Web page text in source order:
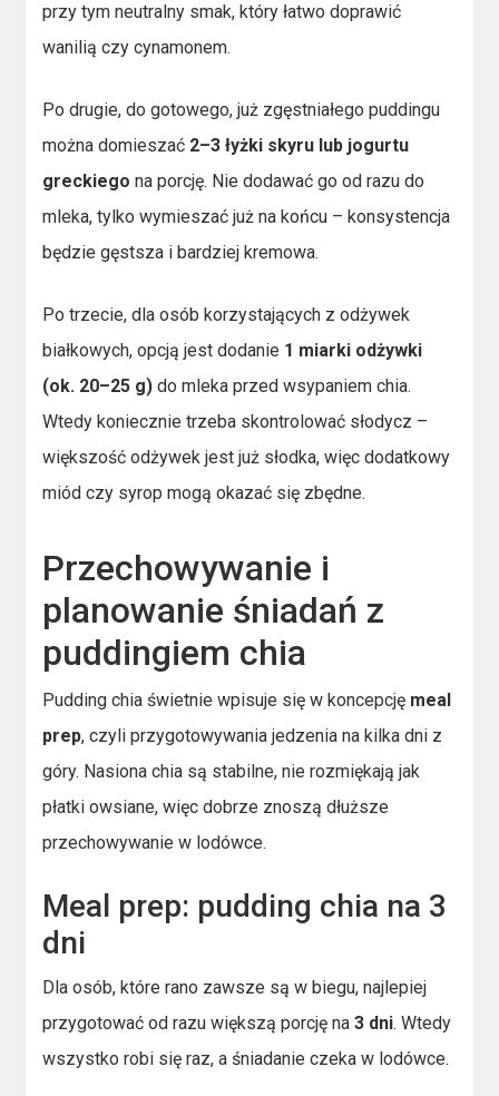
przy tym neutralny smak, który łatwo doprawić
wanilią czy cynamonem.
Po drugie, do gotowego, już zgęstniałego puddingu
można domieszać 2–3 łyżki skyru lub jogurtu
greckiego na porcję. Nie dodawać go od razu do
mleka, tylko wymieszać już na końcu – konsystencja
będzie gęstsza i bardziej kremowa.
Po trzecie, dla osób korzystających z odżywek
białkowych, opcją jest dodanie 1 miarki odżywki
(ok. 20–25 g) do mleka przed wsypaniem chia.
Wtedy koniecznie trzeba skontrolować słodycz –
większość odżywek jest już słodka, więc dodatkowy
miód czy syrop mogą okazać się zbędne.
Przechowywanie i
planowanie śniadań z
puddingiem chia
Pudding chia świetnie wpisuje się w koncepcję meal
prep, czyli przygotowywania jedzenia na kilka dni z
góry. Nasiona chia są stabilne, nie rozmiękają jak
płatki owsiane, więc dobrze znoszą dłuższe
przechowywanie w lodówce.
Meal prep: pudding chia na 3
dni
Dla osób, które rano zawsze są w biegu, najlepiej
przygotować od razu większą porcję na3 dni. Wtedy
wszystko robi się raz, a śniadanie czeka w lodówce.